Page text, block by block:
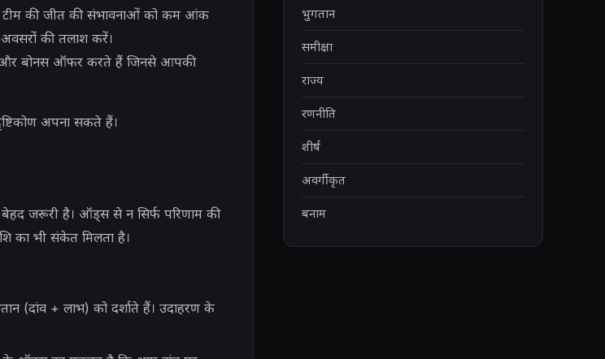
टीम की जीत की संभावनाओं को कम आंक
की तलाश करें।
और बोनस ऑफर करते हैं जिनसे आपकी
अपना सकते हैं।
जरूरी है। ऑड्स से न सिर्फ परिणाम की
का भी संकेत मिलता है।
(दांव + लाभ) को दर्शाते हैं। उदाहरण के
भुगतान
समीक्षा
राज्य
रणनीति
शीर्ष
अवर्गीकृत
बनाम